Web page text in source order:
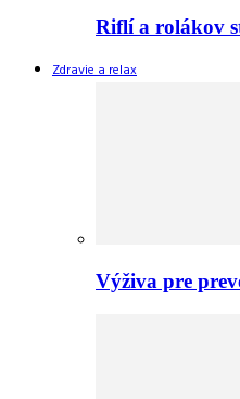
Riflí a rolákov
Zdravie a relax
Výživa pre